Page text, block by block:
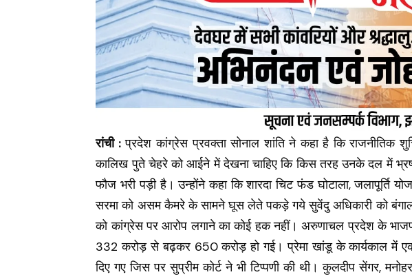
रांची :प्रदेश कांग्रेस प्रवक्ता सोनाल शांति ने कहा है कि राजनीतिक
कालिख पुते चेहरे को आईने में देखना चाहिए कि किस तरह उनके दल में
फौज भरी पड़ी है। उन्होंने कहा कि शारदा चिट फंड घोटाला, जलापूर्ति
सरमा को असम कैमरे के सामने घूस लेते पकड़े गये सुवेंदु अधिकारी को
को कांग्रेस पर आरोप लगाने का कोई हक नहीं। अरुणाचल प्रदेश के भाजपा
332 करोड़ से बढ़कर 650 करोड़ हो गई। प्रेमा खांडू के कार्यकाल में
दिए गए जिस पर सुप्रीम कोर्ट ने भी टिप्पणी की थी। कुलदीप सेंगर,